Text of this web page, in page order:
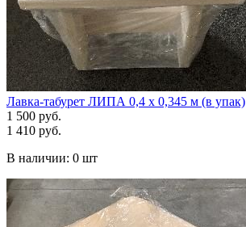
Лавка-табурет ЛИПА 0,4 х 0,345 м (в упак)
1 500 руб.
1 410 руб.
В наличии: 0 шт